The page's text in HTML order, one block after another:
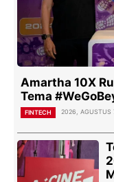
Amartha 10X
Tema
FINTECH 2026, AGUSTUS